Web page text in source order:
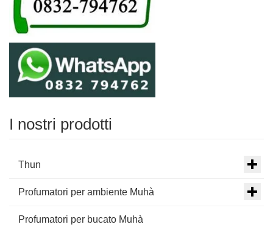
I nostri prodotti
Thun
Profumatori per ambiente Muhà
Profumatori per bucato Muhà